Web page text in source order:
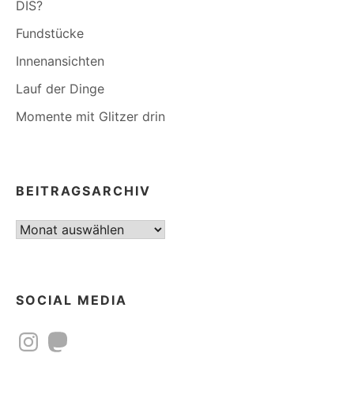
DIS?
Fundstücke
Innenansichten
Lauf der Dinge
Momente mit Glitzer drin
BEITRAGSARCHIV
Beitragsarchiv
SOCIAL MEDIA
InstagramMastodon